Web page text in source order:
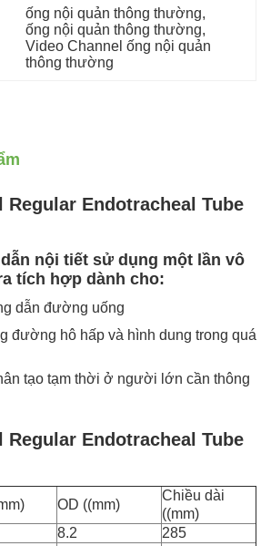
ống nội quản thông thường,
ống nội quản thông thường,
Video Channel ống nội quản
thông thường
Regular Endotracheal Tube
nội tiết sử dụng một lần vô
tích hợp dành cho:
dẫn đường uống
đường hô hấp và hình dung trong quá
tạo tạm thời ở người lớn cần thông
Regular Endotracheal Tube
OD ((mm)
Chiều dài
((mm)
8.2
285